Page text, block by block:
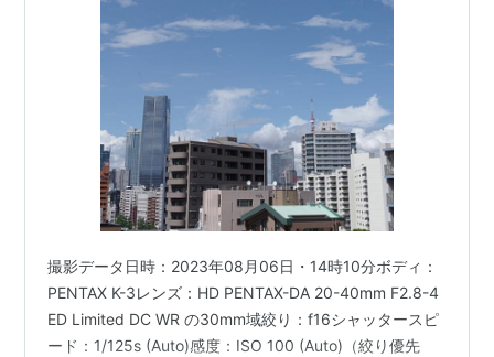
撮影データ日時：2023年08月06日・14時10分ボディ：
PENTAX K-3レンズ：HD PENTAX-DA 20-40mm F2.8-4
ED Limited DC WR の30mm域絞り：f16シャッタースピ
ード：1/125s (Auto)感度：ISO 100 (Auto)（絞り優先